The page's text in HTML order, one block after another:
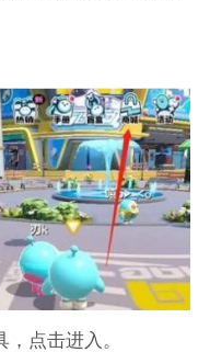
点击进入。